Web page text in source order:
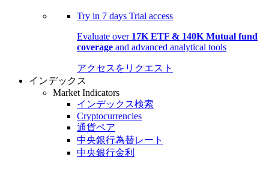
Try in 7 days Trial access
Evaluate over 17K ETF & 140K Mutual fund
coverage and advanced analytical tools
アクセスをリクエスト
インデックス
Market Indicators
インデックス検索
Cryptocurrencies
通貨ペア
中央銀行為替レート
中央銀行金利